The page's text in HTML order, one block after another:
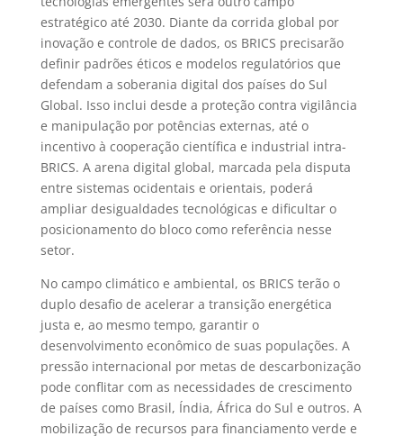
estratégico até 2030. Diante da corrida global por
inovação e controle de dados, os BRICS precisarão
definir padrões éticos e modelos regulatórios que
defendam a soberania digital dos países do Sul
Global. Isso inclui desde a proteção contra vigilância
e manipulação por potências externas, até o
incentivo à cooperação científica e industrial intra-
BRICS. A arena digital global, marcada pela disputa
entre sistemas ocidentais e orientais, poderá
ampliar desigualdades tecnológicas e dificultar o
posicionamento do bloco como referência nesse
setor.
No campo climático e ambiental, os BRICS terão o
duplo desafio de acelerar a transição energética
justa e, ao mesmo tempo, garantir o
desenvolvimento econômico de suas populações. A
pressão internacional por metas de descarbonização
pode conflitar com as necessidades de crescimento
de países como Brasil, Índia, África do Sul e outros. A
mobilização de recursos para financiamento verde e